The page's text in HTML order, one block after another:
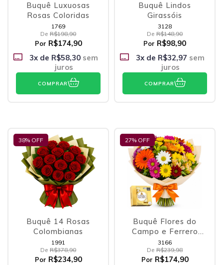
Buquê Luxuosas
Rosas Coloridas
1769
De R$198,90
Por R$174,90
3x de R$58,30 sem
juros
COMPRAR
Buquê Lindos
Girassóis
3128
De R$148,90
Por R$98,90
3x de R$32,97 sem
juros
COMPRAR
38% OFF
Buquê 14 Rosas
Colombianas
1991
De R$378,90
Por R$234,90
27% OFF
Buquê Flores do
Campo e Ferrero
Rocher
3166
De R$239,98
Por R$174,90